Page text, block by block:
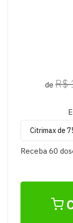
deR$
Receba 60